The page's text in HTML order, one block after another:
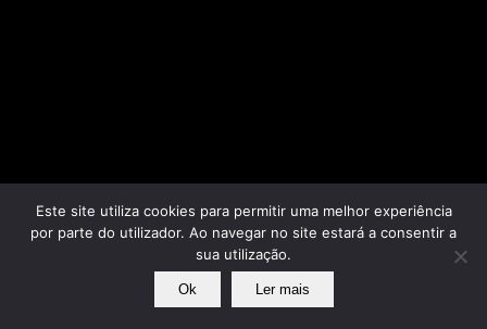
Este site utiliza cookies para permitir uma melhor experiência
por parte do utilizador. Ao navegar no site estará a consentir a
sua utilização.
Ok Ler mais